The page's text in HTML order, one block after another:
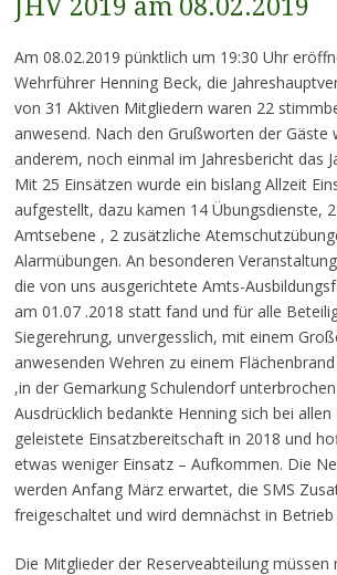
JHV 2019 am 08.02.2019
Am 08.02.2019 pünktlich um 19:30 Uhr
Wehrführer Henning Beck, die
von 31 Aktiven Mitgliedern waren 22
anwesend. Nach den Grußworten der Gäste
anderem, noch einmal im Jahresbericht das
Mit 25 Einsätzen wurde ein bislang Allzeit
aufgestellt, dazu kamen 14 Übungsdienste,
Amtsebene , 2 zusätzliche
Alarmübungen. An besonderen
die von uns ausgerichtete Amts-
am 01.07 .2018 statt fand und für alle
Siegerehrung, unvergesslich, mit einem
anwesenden Wehren zu einem
,in der Gemarkung Schulendorf
Ausdrücklich bedankte Henning sich bei
geleistete Einsatzbereitschaft in 2018 und
etwas weniger Einsatz – Aufkommen. Die
werden Anfang März erwartet, die SMS
freigeschaltet und wird demnächst in
Die Mitglieder der Reserveabteilung müssen